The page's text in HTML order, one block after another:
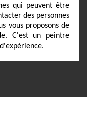
qui peuvent être
des personnes
vous proposons de
C'est un peintre